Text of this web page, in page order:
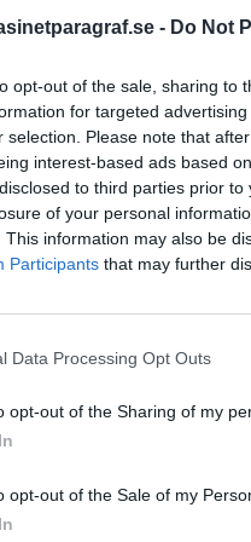
- Do Not
opt-out of the sale, sharing to
for targeted
selection. Please note that
interest-based ads based
to third parties prior
of your personal
This information may also be
Participants that may further
Data Processing Opt Outs
opt-out of the Sharing of my
opt-out of the Sale of my
att finnas runt
och Västra
helikopter användas.
arbete med att
skriver
larmades till en
att flera personer
spärrades av under
inga tydliga tecken på
om allmänfarlig
Den italienska
lokala förbud,